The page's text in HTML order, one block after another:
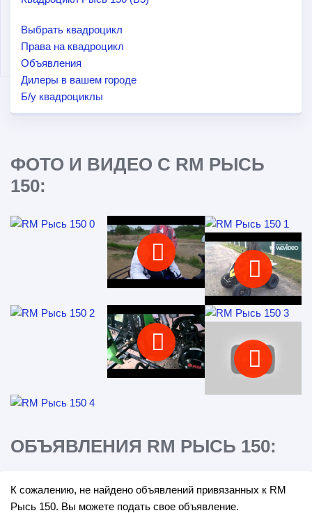
Выбрать квадроцикл
Права на квадроцикл
Объявления
Дилеры в вашем городе
Б/у квадроциклы
ФОТО И ВИДЕО С RM РЫСЬ
150:
ОБЪЯВЛЕНИЯ RM РЫСЬ 150:
К сожалению, не найдено объявлений привязанных к RM
Рысь 150. Вы можете подать свое объявление.